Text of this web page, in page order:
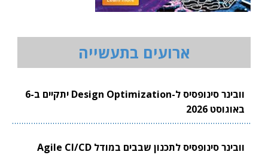
ארועים בתעשייה
וובינר סינופסיס ל-Design Optimization יתקיים ב-6
באוגוסט 2026
וובינר סינופסיס לתכנון שבבים במודל Agile CI/CD